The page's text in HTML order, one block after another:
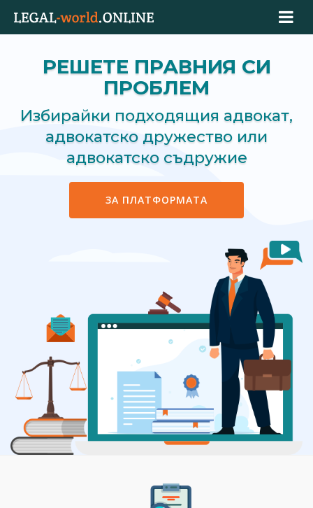
РЕШЕТЕ ПРАВНИЯ СИ
ПРОБЛЕМ
Избирайки подходящия адвокат,
адвокатско дружество или
адвокатско съдружие
ЗА ПЛАТФОРМАТА